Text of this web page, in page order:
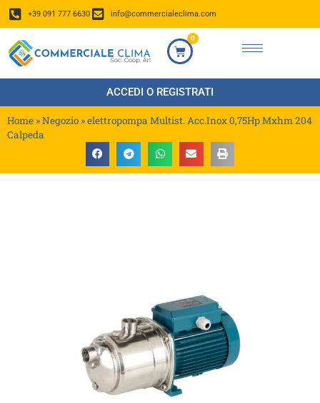
+39 091 777 6630 info@commercialeclima.com
0
ACCEDI O REGISTRATI
Home »Negozio »elettropompa Multist. Acc.Inox 0,75Hp Mxhm 204
Calpeda